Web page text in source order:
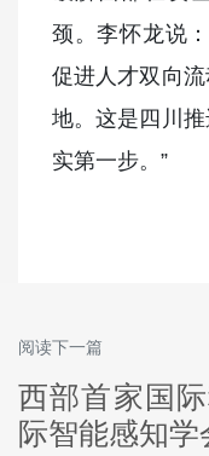
颈。李怀龙说
促进人才双向
地。这是四川
实第一步。”
阅读下一篇
西部首家国
际智能感知